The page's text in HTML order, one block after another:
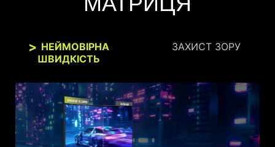
НЕЙМОВІРНА
ШВИДКІСТЬ
ЗАХИСТ ЗОРУ